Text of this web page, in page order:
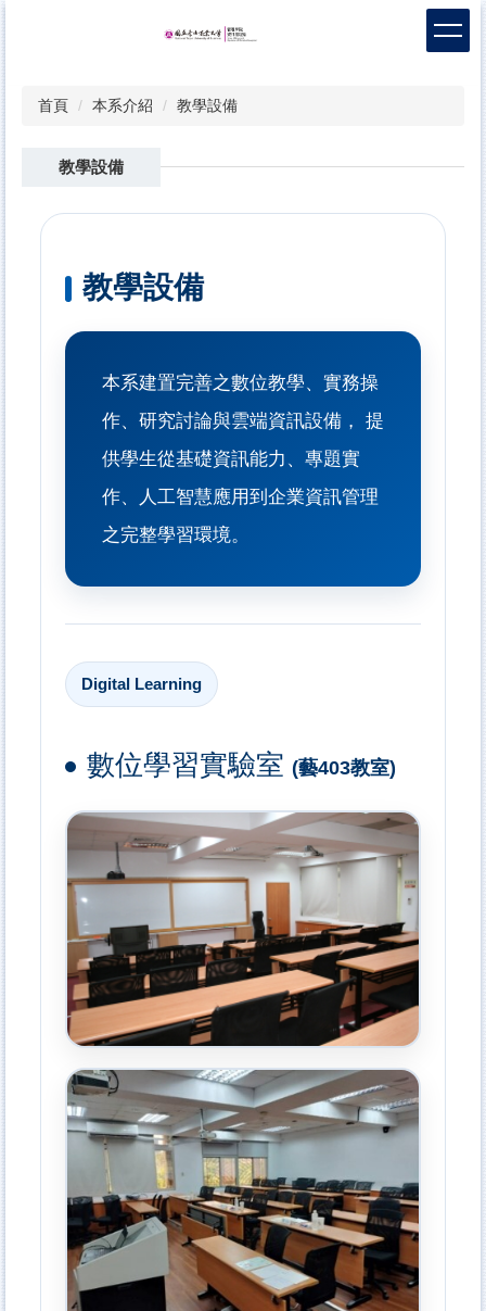
首頁 本系介紹 教學設備
教學設備
教學設備
本系建置完善之數位教學、實務操
作、研究討論與雲端資訊設備， 提
供學生從基礎資訊能力、專題實
作、人工智慧應用到企業資訊管理
之完整學習環境。
Digital Learning
數位學習實驗室 (藝403教室)